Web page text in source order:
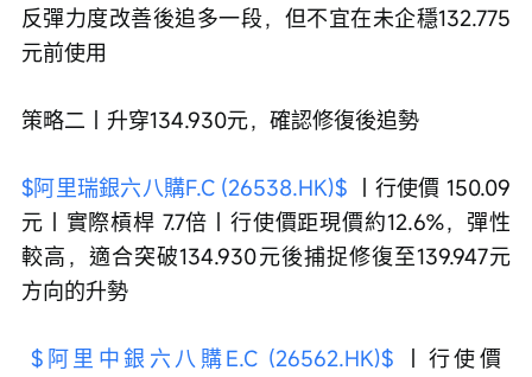
反彈力度改善後追多一段，但不宜在未企穩132.775
元前使用
策略二｜升穿134.930元，確認修復後追勢
$阿里瑞銀六八購F.C (26538.HK)$ ｜行使價 150.09
元｜實際槓桿 7.7倍｜行使價距現價約12.6%，彈性
較高，適合突破134.930元後捕捉修復至139.947元
方向的升勢
$阿里中銀六八購E.C (26562.HK)$ ｜行使價